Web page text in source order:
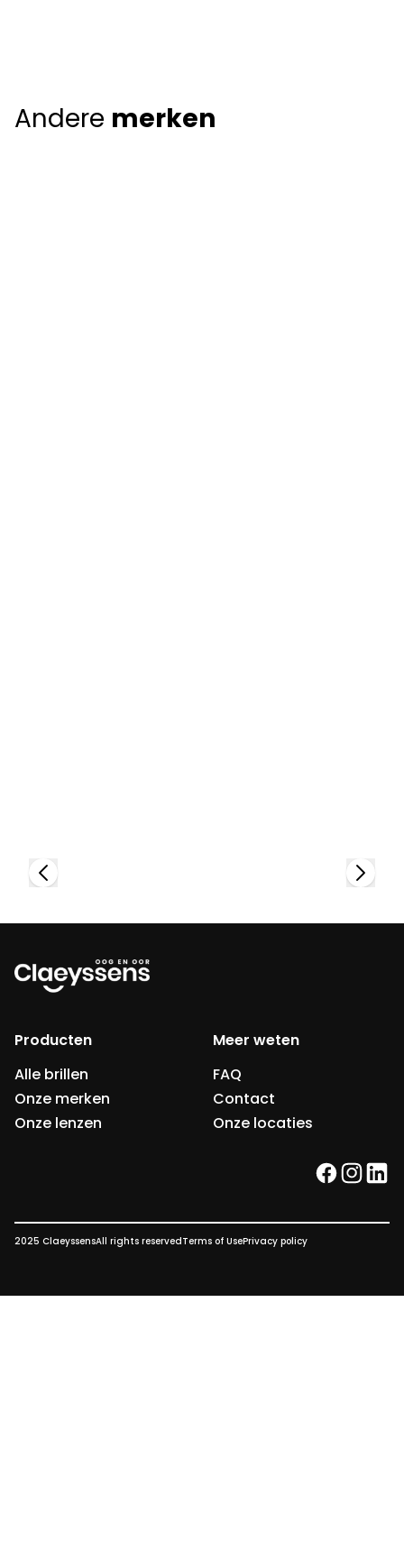
Andere merken
Producten
Alle brillen
Onze merken
Onze lenzen
Meer weten
FAQ
Contact
Onze locaties
facebook
2025 ClaeyssensAll rights reservedTerms of UsePrivacy policy